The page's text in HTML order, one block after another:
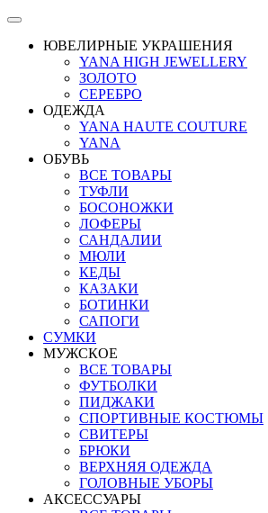
ЮВЕЛИРНЫЕ УКРАШЕНИЯ
YANA HIGH JEWELLERY
ЗОЛОТО
СЕРЕБРО
ОДЕЖДА
YANA HAUTE COUTURE
YANA
ОБУВЬ
ВСЕ ТОВАРЫ
ТУФЛИ
БОСОНОЖКИ
ЛОФЕРЫ
САНДАЛИИ
МЮЛИ
КЕДЫ
КАЗАКИ
БОТИНКИ
САПОГИ
СУМКИ
МУЖСКОЕ
ВСЕ ТОВАРЫ
ФУТБОЛКИ
ПИДЖАКИ
СПОРТИВНЫЕ КОСТЮМЫ
СВИТЕРЫ
БРЮКИ
ВЕРХНЯЯ ОДЕЖДА
ГОЛОВНЫЕ УБОРЫ
АКСЕССУАРЫ